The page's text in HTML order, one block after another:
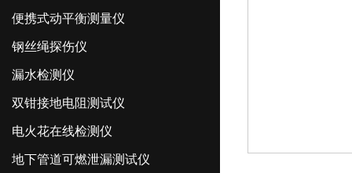
便携式动平衡测量仪
钢丝绳探伤仪
漏水检测仪
双钳接地电阻测试仪
电火花在线检测仪
地下管道可燃泄漏测试仪